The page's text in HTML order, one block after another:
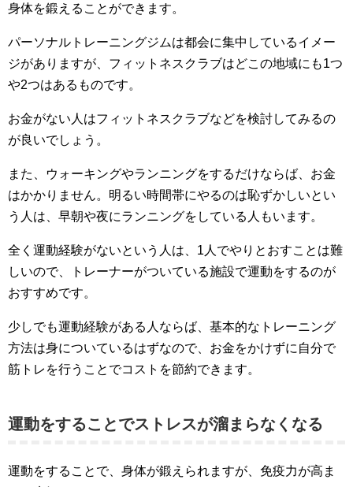
身体を鍛えることができます。
パーソナルトレーニングジムは都会に集中しているイメー
ジがありますが、フィットネスクラブはどこの地域にも1つ
や2つはあるものです。
お金がない人はフィットネスクラブなどを検討してみるの
が良いでしょう。
また、ウォーキングやランニングをするだけならば、お金
はかかりません。明るい時間帯にやるのは恥ずかしいとい
う人は、早朝や夜にランニングをしている人もいます。
全く運動経験がないという人は、1人でやりとおすことは難
しいので、トレーナーがついている施設で運動をするのが
おすすめです。
少しでも運動経験がある人ならば、基本的なトレーニング
方法は身についているはずなので、お金をかけずに自分で
筋トレを行うことでコストを節約できます。
運動をすることでストレスが溜まらなくなる
運動をすることで、身体が鍛えられますが、免疫力が高ま